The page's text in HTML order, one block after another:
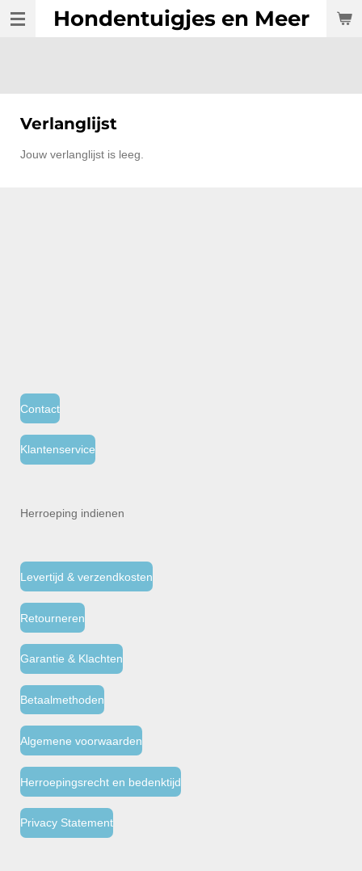
Ga
direct
Hondentuigjes en Meer
Verlanglijst
Jouw verlanglijst is leeg.
Contact
Klantenservice
Herroeping indienen
Levertijd & verzendkosten
Retourneren
Garantie & Klachten
Betaalmethoden
Algemene voorwaarden
Herroepingsrecht en bedenktijd
Privacy Statement